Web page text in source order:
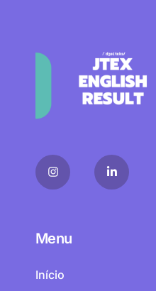
Menu
Início